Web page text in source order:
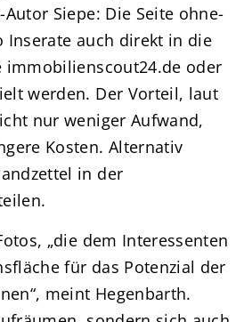
Siepe: Die Seite ohne-
Inserate auch direkt in die
immobilienscout24.de oder
werden. Der Vorteil, laut
nur weniger Aufwand,
Kosten. Alternativ
in der
„die dem Interessenten
für das Potenzial der
meint Hegenbarth.